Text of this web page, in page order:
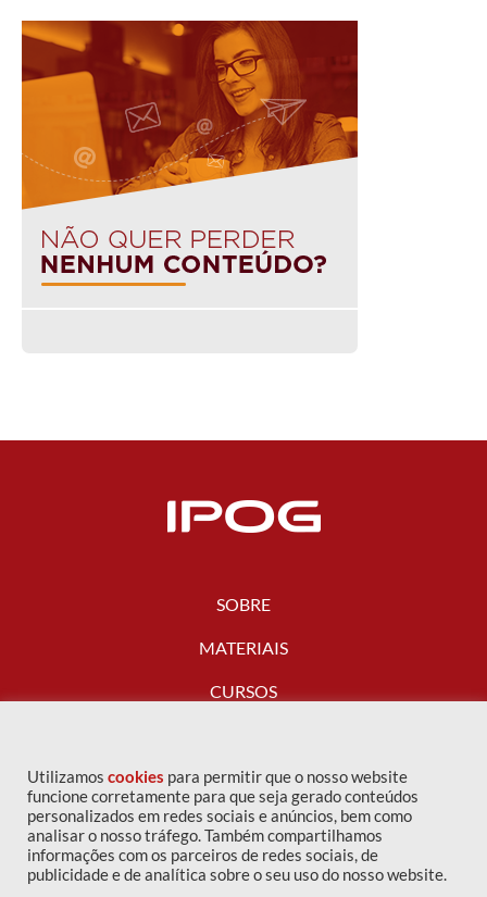
SOBRE
MATERIAIS
CURSOS
FALE CONOSCO
Utilizamos cookies para permitir que o nosso website
funcione corretamente para que seja gerado conteúdos
personalizados em redes sociais e anúncios, bem como
analisar o nosso tráfego. Também compartilhamos
informações com os parceiros de redes sociais, de
publicidade e de analítica sobre o seu uso do nosso website.